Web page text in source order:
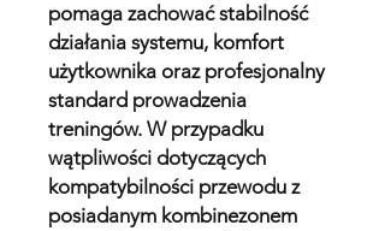
pomaga zachować stabilność
działania systemu, komfort
użytkownika oraz profesjonalny
standard prowadzenia
treningów. W przypadku
wątpliwości dotyczących
kompatybilności przewodu z
posiadanym kombinezonem